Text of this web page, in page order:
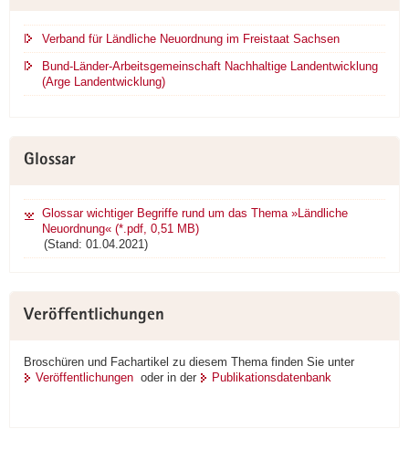
Verband für Ländliche Neuordnung im Freistaat Sachsen
Bund-Länder-Arbeitsgemeinschaft Nachhaltige Landentwicklung
(Arge Landentwicklung)
Glossar
Glossar wichtiger Begriffe rund um das Thema »Ländliche
Neuordnung« (*.pdf, 0,51 MB)
(Stand: 01.04.2021)
Veröffentlichungen
Broschüren und Fachartikel zu diesem Thema finden Sie unter
Veröffentlichungen oder in der Publikationsdatenbank